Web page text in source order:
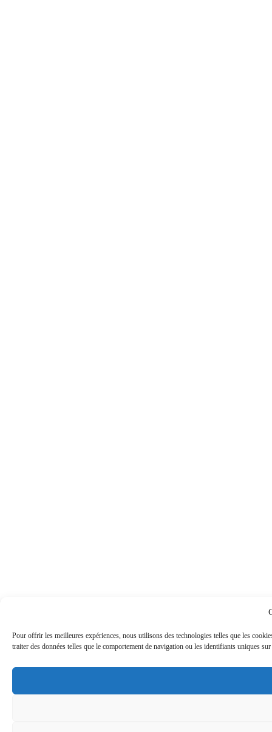
Pour offrir les meilleures expériences, nous utilisons des technologies telles que les
traiter des données telles que le comportement de navigation ou les identifiants uniques